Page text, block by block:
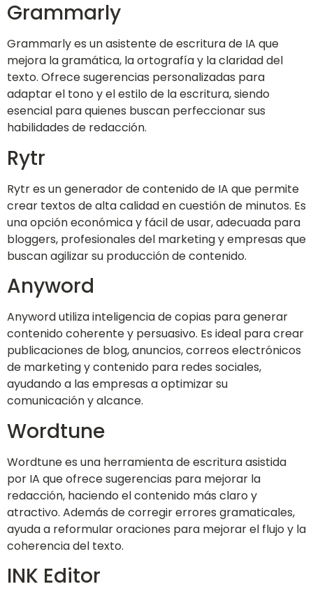
Grammarly
Grammarly es un asistente de escritura de IA que
mejora la gramática, la ortografía y la claridad del
texto. Ofrece sugerencias personalizadas para
adaptar el tono y el estilo de la escritura, siendo
esencial para quienes buscan perfeccionar sus
habilidades de redacción.
Rytr
Rytr es un generador de contenido de IA que permite
crear textos de alta calidad en cuestión de minutos. Es
una opción económica y fácil de usar, adecuada para
bloggers, profesionales del marketing y empresas que
buscan agilizar su producción de contenido.
Anyword
Anyword utiliza inteligencia de copias para generar
contenido coherente y persuasivo. Es ideal para crear
publicaciones de blog, anuncios, correos electrónicos
de marketing y contenido para redes sociales,
ayudando a las empresas a optimizar su
comunicación y alcance.
Wordtune
Wordtune es una herramienta de escritura asistida
por IA que ofrece sugerencias para mejorar la
redacción, haciendo el contenido más claro y
atractivo. Además de corregir errores gramaticales,
ayuda a reformular oraciones para mejorar el flujo y la
coherencia del texto.
INK Editor